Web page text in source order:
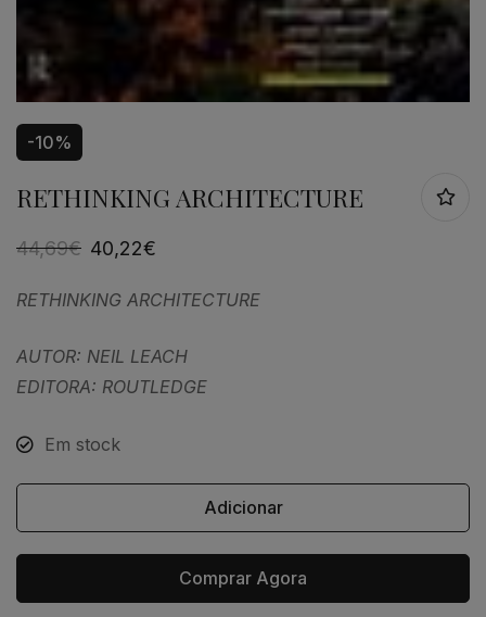
-10%
RETHINKING ARCHITECTURE
44,69€ 40,22€
RETHINKING ARCHITECTURE
AUTOR: NEIL LEACH
EDITORA: ROUTLEDGE
Em stock
Adicionar
Comprar Agora